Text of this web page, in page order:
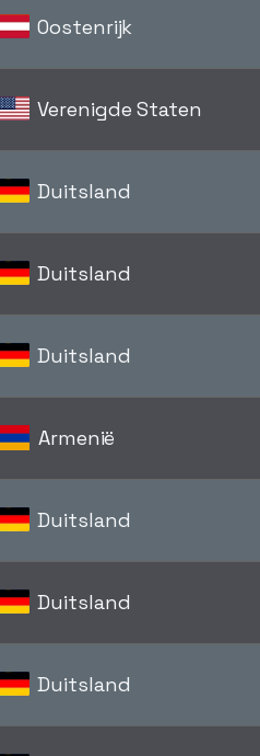
Oostenrijk
Verenigde Staten
Duitsland
Duitsland
Duitsland
Armenië
Duitsland
Duitsland
Duitsland